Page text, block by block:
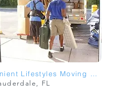
Convenient Lifestyles Moving Inc
FL